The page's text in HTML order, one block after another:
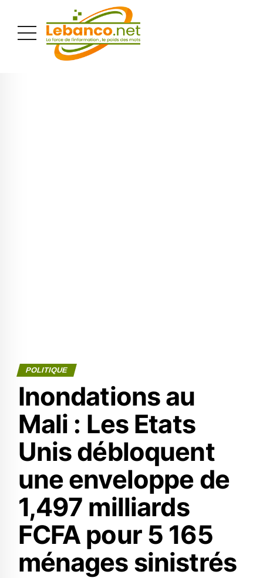
POLITIQUE
Inondations au
Mali : Les Etats
Unis débloquent
une enveloppe de
1,497 milliards
FCFA pour 5 165
ménages sinistrés